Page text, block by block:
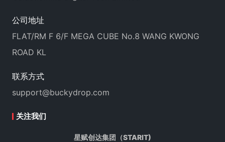
公司地址
FLAT/RM F 6/F MEGA CUBE No.8 WANG KWONG
ROAD KL
联系方式
support@buckydrop.com
关注我们
星赋创达集团（STARIT)